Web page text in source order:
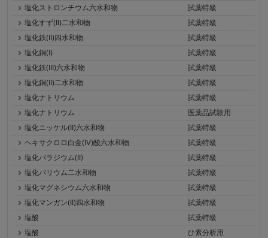
塩化ストロンチウム六水和物
試薬特級
塩化すず(II)二水和物
試薬特級
塩化鉄(II)四水和物
試薬特級
塩化銅(I)
試薬特級
塩化鉄(III)六水和物
試薬特級
塩化銅(II)二水和物
試薬特級
塩化ナトリウム
試薬特級
塩化ナトリウム
医薬品試験用
塩化ニッケル(II)六水和物
試薬特級
ヘキサクロロ白金(IV)酸六水和物
試薬特級
塩化パラジウム(II)
試薬特級
塩化バリウム二水和物
試薬特級
塩化マグネシウム六水和物
試薬特級
塩化マンガン(II)四水和物
試薬特級
塩酸
試薬特級
塩酸
ひ素分析用